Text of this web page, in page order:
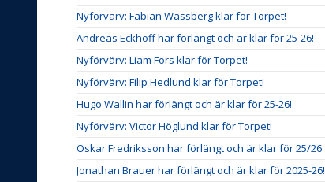
Nyförvärv: Fabian Wassberg klar för Torpet!
Andreas Eckhoff har förlängt och är klar för 25-26!
Nyförvärv: Liam Fors klar för Torpet!
Nyförvärv: Filip Hedlund klar för Torpet!
Hugo Wallin har förlängt och är klar för 25-26!
Nyförvärv: Victor Höglund klar för Torpet!
Oskar Fredriksson har förlängt och är klar för 25/26
Jonathan Brauer har förlängt och är klar för 2025-26!